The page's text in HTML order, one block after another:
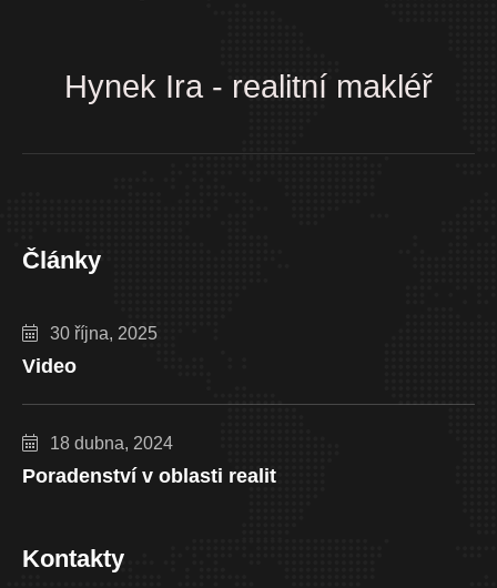
Hynek Ira - realitní makléř
Články
30 října, 2025
Video
18 dubna, 2024
Poradenství v oblasti realit
Kontakty